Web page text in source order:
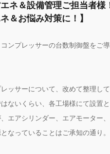
ネ＆設備管理ご担当者様
＆お悩み対策に！】
ンプレッサーの台数制御盤をご
ッサーについて、改めて整理し
ないくらい、各工場様にて設置
エアシリンダー、エアモーター
なっていることはご承知の通り。